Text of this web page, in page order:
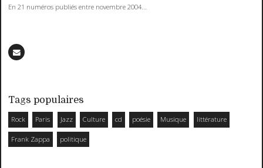
En 21 numéros publiés entre novembre 2004...
Tags populaires
Rock Paris Jazz Culture cd poésie Musique littérature
Frank Zappa politique